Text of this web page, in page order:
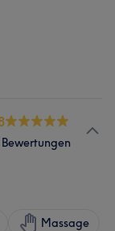
Massage